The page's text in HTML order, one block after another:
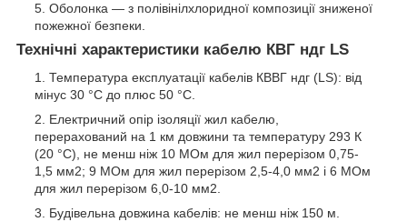
Оболонка — з полівінілхлоридної композиції зниженої
пожежної безпеки.
Технічні характеристики кабелю КВГ ндг LS
Температура експлуатації кабелів КВВГ ндг (LS): від
мінус 30 °C до плюс 50 °C.
Електричний опір ізоляції жил кабелю,
перерахований на 1 км довжини та температуру 293 К
(20 °C), не менш ніж 10 МОм для жил перерізом 0,75-
1,5 мм2; 9 МОм для жил перерізом 2,5-4,0 мм2 і 6 МОм
для жил перерізом 6,0-10 мм2.
Будівельна довжина кабелів: не менш ніж 150 м.